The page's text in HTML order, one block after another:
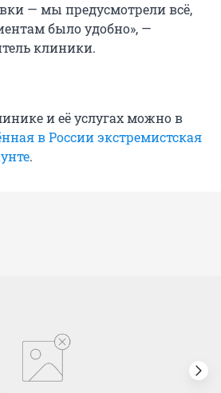
— мы предусмотрели всё,
было удобно», —
клиники.
и её услугах можно в
в России экстремистская
.